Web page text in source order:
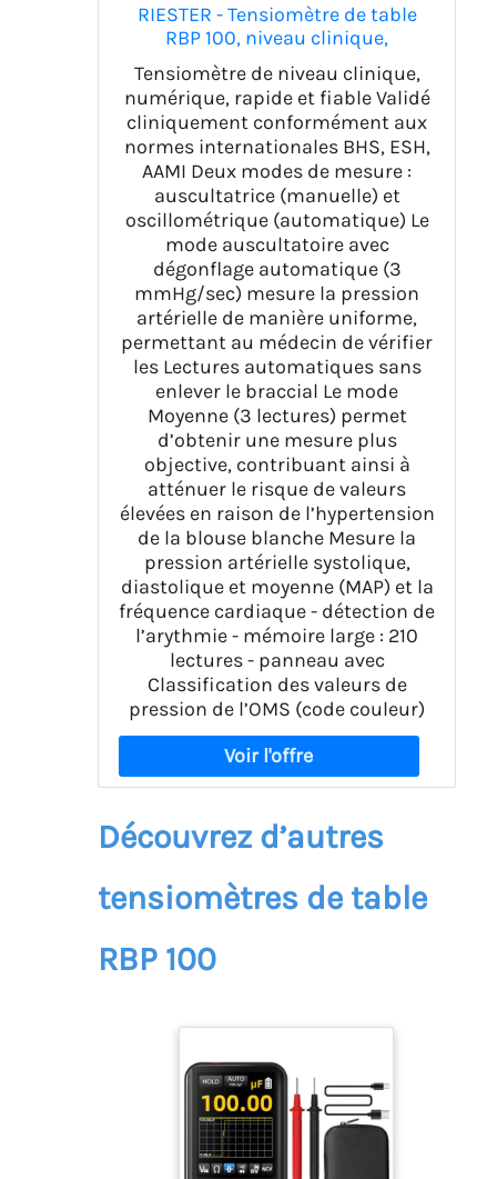
RIESTER - Tensiomètre de table
RBP 100, niveau clinique,
numérique, rapide et fiable, 49960
Tensiomètre de niveau clinique,
numérique, rapide et fiable Validé
cliniquement conformément aux
normes internationales BHS, ESH,
AAMI Deux modes de mesure :
auscultatrice (manuelle) et
oscillométrique (automatique) Le
mode auscultatoire avec
dégonflage automatique (3
mmHg/sec) mesure la pression
artérielle de manière uniforme,
permettant au médecin de vérifier
les Lectures automatiques sans
enlever le braccial Le mode
Moyenne (3 lectures) permet
d’obtenir une mesure plus
objective, contribuant ainsi à
atténuer le risque de valeurs
élevées en raison de l’hypertension
de la blouse blanche Mesure la
pression artérielle systolique,
diastolique et moyenne (MAP) et la
fréquence cardiaque - détection de
l’arythmie - mémoire large : 210
lectures - panneau avec
Classification des valeurs de
pression de l’OMS (code couleur)
Découvrez d’autres
tensiomètres de table
RBP 100